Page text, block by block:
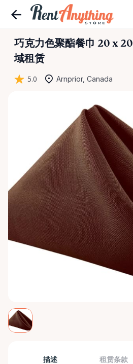
巧克力色聚酯餐巾 20 x 20
域租赁
5.0 Arnprior, Canada
描述 租赁条款